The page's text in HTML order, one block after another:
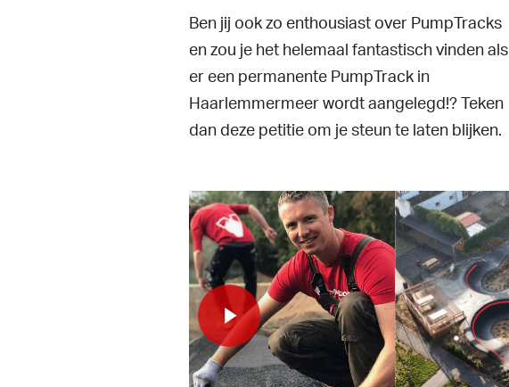
Ben jij ook zo enthousiast over PumpTracks
en zou je het helemaal fantastisch vinden als
er een permanente PumpTrack in
Haarlemmermeer wordt aangelegd!? Teken
dan deze petitie om je steun te laten blijken.